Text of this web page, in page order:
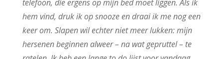
telefoon, die ergens op mijn bed moet liggen. Als ik
hem vind, druk ik op snooze en draai ik me nog een
keer om. Slapen wil echter niet meer lukken: mijn
hersenen beginnen alweer – na wat gepruttel – te